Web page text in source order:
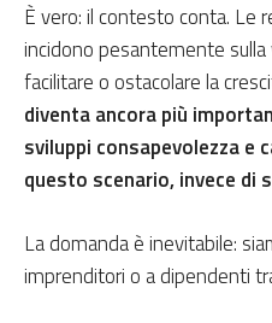
È vero: il contesto conta. Le
incidono pesantemente
facilitare o ostacolare la
diventa ancora più
sviluppi consapevolezza e
questo scenario, invece di
La domanda è inevitabile:
imprenditori o a dipendenti